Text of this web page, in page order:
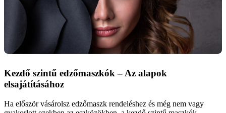
Kezdő szintű edzőmaszkók – Az alapok
elsajátításához
Ha először vásárolsz edzőmaszk rendeléshez és még nem vagy